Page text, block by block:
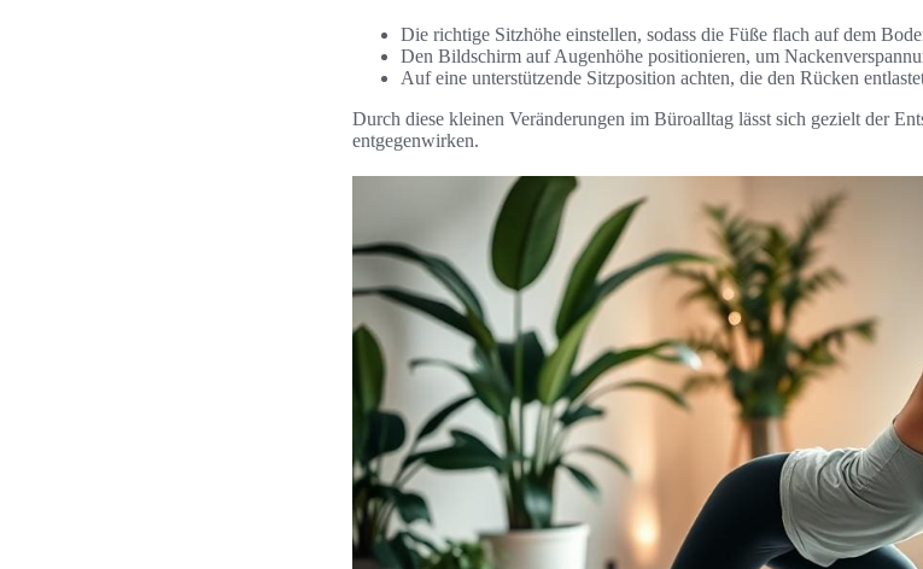
Die richtige Sitzhöhe einstellen, sodass die Füße flach auf dem
Den Bildschirm auf Augenhöhe positionieren, um
Auf eine unterstützende Sitzposition achten, die den Rücken
Durch diese kleinen Veränderungen im Büroalltag lässt sich gezielt der
entgegenwirken.